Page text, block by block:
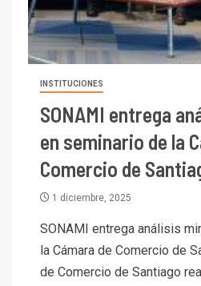
INSTITUCIONES
SONAMI entrega
en seminario de la
Comercio de
1 diciembre, 2025
SONAMI entrega análisis
la Cámara de Comercio de
de Comercio de Santiago
6 I+D
BHP
cobre
7 I+D
Codelco
6.670
Codelco
camión
de San